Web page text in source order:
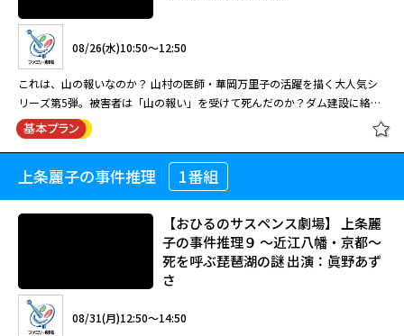
画家の中留が信州・安曇野で殺害された同じ日に、長崎・雲仙でも殺人事件
が発生し遺体のそばに中留の作品が…。刑事・道原伝吉が事件の謎を追う！
「あの女に刺されるなら仕方がない」という言葉とともに「一切闇処（いっ
さいあんしょ）」という地獄の名を言い残して、画家の中留浩介（内藤剛
志）が安曇野の山道で殺害された。その夜、長崎県・雲仙でも新聞記者の重
見（大城英司）が殺害され、遺体のそばで中留が描いた地獄絵図が発見され
る。同日に長野と長崎で起こった２つの殺人事件。繋がりを感じた安曇野北
署の刑事・道原（松平健）が事件の真相に迫る！
08/26(水)10:50～12:50
これは、山の報いなのか？ 山村の医師・華岡万里子の活躍を描く大人気シ
リーズ第5弾。被害者は「山の報い」を受けて死んだのか？ダム建設に絡む
殺人事件の真相究明に万里子が挑む。 山村の診療所の医師・華岡万里子
（かたせ梨乃）は、村人たちの診療に携わる日々を送っていた。そんなある
日、村で祭りが行われている最中、ダム建設の話が持ち上がる。計画を知っ
た林業会社社長・森宮（鳥羽潤）は、建設会社社長・黒沢（清水紘治）に対
し、「山の報いを受けることになる」と怒りをあらわにする。やがて、その
黒沢と、ダム建設に賛成していた温泉旅館の主人・清水（伊東孝明）が他殺
体となって発見される・・・。
【おひるのサスペンス劇場】 湯けむ
りドクター 華岡万里子の温泉事件簿
５ 出演：かたせ梨乃
08/26(水)10:50～12:50
これは、山の報いなのか？ 山村の医師・華岡万里子の活躍を描く大人気シ
リーズ第5弾。被害者は「山の報い」を受けて死んだのか？ダム建設に絡む
上条麗子の事件推理 1番組
【おひるのサスペンス劇場】 上条麗
子の事件推理９ ～近江八幡・京都～
死を呼ぶ琵琶湖の謎 出演：眞野あず
さ
08/31(月)12:50～14:50